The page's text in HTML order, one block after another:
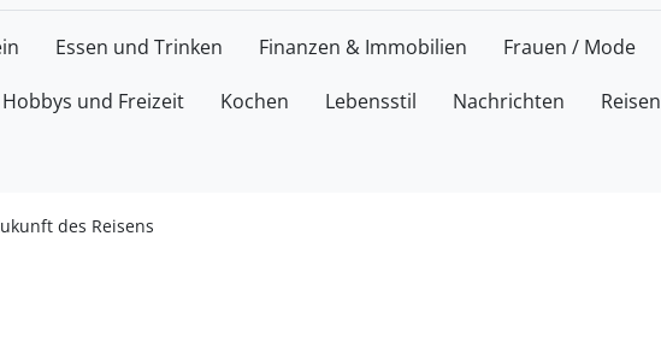
Essen und Trinken Finanzen & Immobilien Frauen / Mode
Hobbys und Freizeit Kochen Lebensstil Nachrichten Reisen
des Reisens